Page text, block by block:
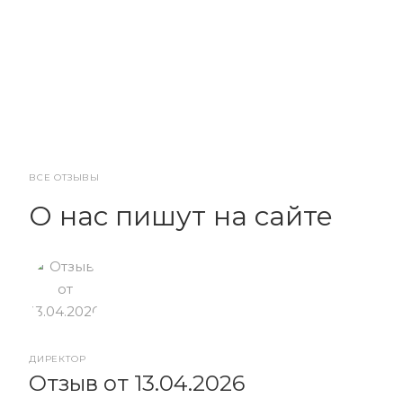
ВСЕ ОТЗЫВЫ
О нас пишут на сайте
ДИРЕКТОР
Отзыв от 13.04.2026